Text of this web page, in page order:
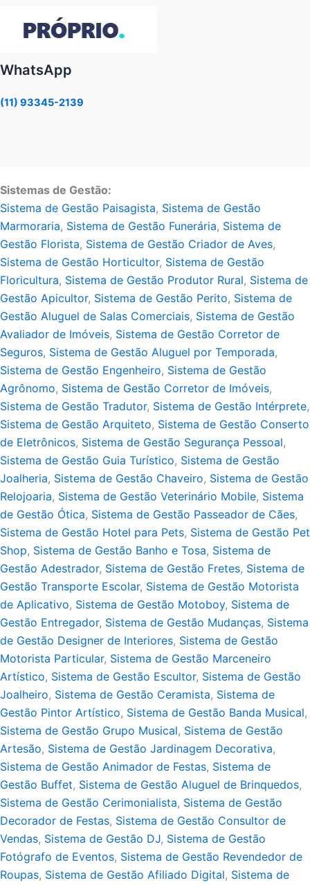
WhatsApp
(11) 93345-2139
Sistemas de Gestão:
Sistema de Gestão Paisagista, Sistema de Gestão
Marmoraria, Sistema de Gestão Funerária, Sistema de
Gestão Florista, Sistema de Gestão Criador de Aves,
Sistema de Gestão Horticultor, Sistema de Gestão
Floricultura, Sistema de Gestão Produtor Rural, Sistema de
Gestão Apicultor, Sistema de Gestão Perito, Sistema de
Gestão Aluguel de Salas Comerciais, Sistema de Gestão
Avaliador de Imóveis, Sistema de Gestão Corretor de
Seguros, Sistema de Gestão Aluguel por Temporada,
Sistema de Gestão Engenheiro, Sistema de Gestão
Agrônomo, Sistema de Gestão Corretor de Imóveis,
Sistema de Gestão Tradutor, Sistema de Gestão Intérprete,
Sistema de Gestão Arquiteto, Sistema de Gestão Conserto
de Eletrônicos, Sistema de Gestão Segurança Pessoal,
Sistema de Gestão Guia Turístico, Sistema de Gestão
Joalheria, Sistema de Gestão Chaveiro, Sistema de Gestão
Relojoaria, Sistema de Gestão Veterinário Mobile, Sistema
de Gestão Ótica, Sistema de Gestão Passeador de Cães,
Sistema de Gestão Hotel para Pets, Sistema de Gestão Pet
Shop, Sistema de Gestão Banho e Tosa, Sistema de
Gestão Adestrador, Sistema de Gestão Fretes, Sistema de
Gestão Transporte Escolar, Sistema de Gestão Motorista
de Aplicativo, Sistema de Gestão Motoboy, Sistema de
Gestão Entregador, Sistema de Gestão Mudanças, Sistema
de Gestão Designer de Interiores, Sistema de Gestão
Motorista Particular, Sistema de Gestão Marceneiro
Artístico, Sistema de Gestão Escultor, Sistema de Gestão
Joalheiro, Sistema de Gestão Ceramista, Sistema de
Gestão Pintor Artístico, Sistema de Gestão Banda Musical,
Sistema de Gestão Grupo Musical, Sistema de Gestão
Artesão, Sistema de Gestão Jardinagem Decorativa,
Sistema de Gestão Animador de Festas, Sistema de
Gestão Buffet, Sistema de Gestão Aluguel de Brinquedos,
Sistema de Gestão Cerimonialista, Sistema de Gestão
Decorador de Festas, Sistema de Gestão Consultor de
Vendas, Sistema de Gestão DJ, Sistema de Gestão
Fotógrafo de Eventos, Sistema de Gestão Revendedor de
Roupas, Sistema de Gestão Afiliado Digital, Sistema de